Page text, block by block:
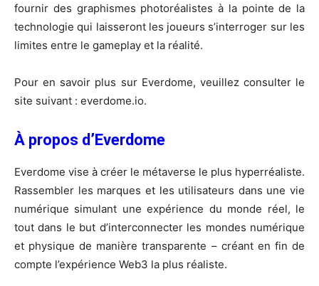
fournir des graphismes photoréalistes à la pointe de la
technologie qui laisseront les joueurs s’interroger sur les
limites entre le gameplay et la réalité.
Pour en savoir plus sur Everdome, veuillez consulter le
site suivant : everdome.io.
À propos d’Everdome
Everdome vise à créer le métaverse le plus hyperréaliste.
Rassembler les marques et les utilisateurs dans une vie
numérique simulant une expérience du monde réel, le
tout dans le but d’interconnecter les mondes numérique
et physique de manière transparente – créant en fin de
compte l’expérience Web3 la plus réaliste.